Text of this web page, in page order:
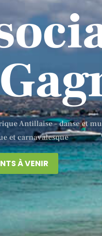
Antillaise – danse et
et carnavalesque
À VENIR